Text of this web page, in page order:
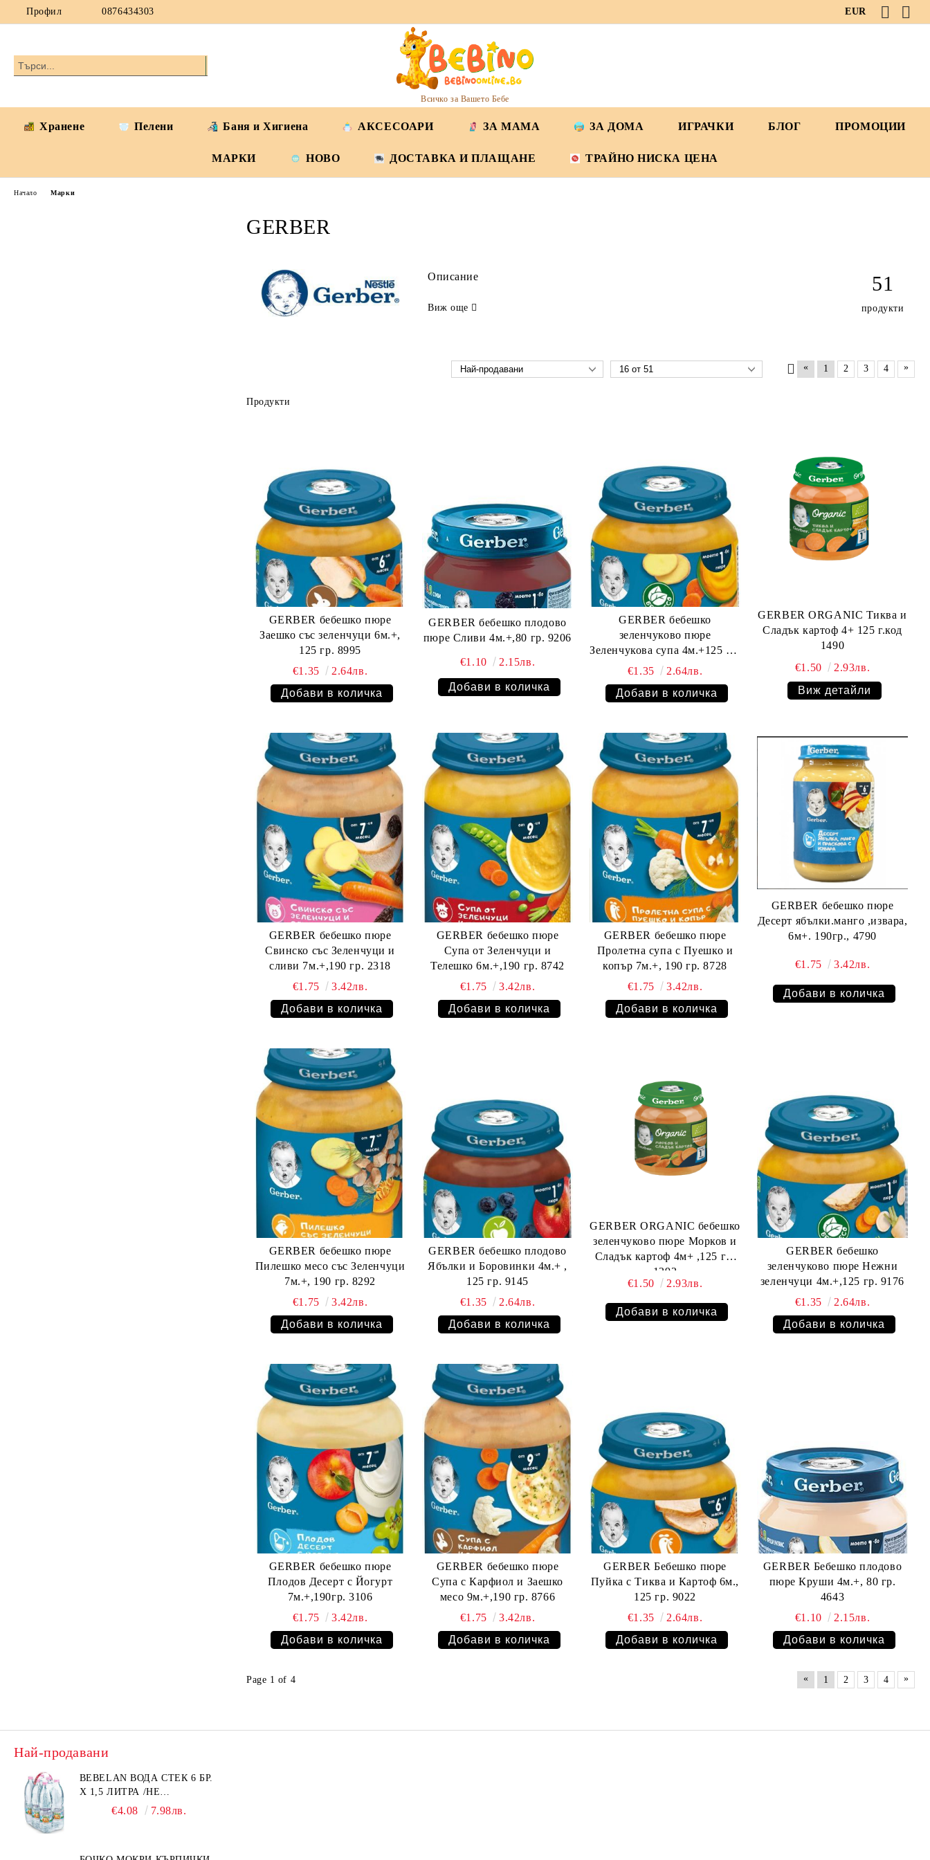
Профил 0876434303 EUR
Всичко за Вашето Бебе
Хранене Пелени Баня и Хигиена АКСЕСОАРИ ЗА МАМА ЗА ДОМА ИГРАЧКИ БЛОГ ПРОМОЦИИ
МАРКИ НОВО ДОСТАВКА И ПЛАЩАНЕ ТРАЙНО НИСКА ЦЕНА
Начало Марки
GERBER
Описание
Виж още
51
продукти
« 1 2 3 4 »
Продукти
GERBER бебешко пюре
Заешко със зеленчуци 6м.+,
125 гр. 8995
€1.35
2.64лв.
GERBER бебешко плодово
пюре Сливи 4м.+,80 гр. 9206
€1.10 2.15лв.
GERBER бебешко
зеленчуково пюре
Зеленчукова супа 4м.+125 гр.
9091
€1.35 2.64лв.
GERBER ORGANIC Тиква и
Сладък картоф 4+ 125 г.код
1490
€1.50
2.93лв.
Виж детайли
GERBER бебешко пюре
Свинско със Зеленчуци и
сливи 7м.+,190 гр. 2318
€1.75
3.42лв.
GERBER бебешко пюре
Супа от Зеленчуци и
Телешко 6м.+,190 гр. 8742
€1.75
3.42лв.
GERBER бебешко пюре
Пролетна супа с Пуешко и
копър 7м.+, 190 гр. 8728
€1.75
3.42лв.
GERBER бебешко пюре
Десерт ябълки.манго ,извара,
6м+. 190гр., 4790
€1.75 3.42лв.
GERBER бебешко пюре
Пилешко месо със Зеленчуци
7м.+, 190 гр. 8292
€1.75
3.42лв.
GERBER бебешко плодово
Ябълки и Боровинки 4м.+ ,
125 гр. 9145
€1.35
2.64лв.
GERBER ORGANIC бебешко
зеленчуково пюре Морков и
Сладък картоф 4м+ ,125 гр.
1292
€1.50
2.93лв.
GERBER бебешко
зеленчуково пюре Нежни
зеленчуци 4м.+,125 гр. 9176
€1.35
2.64лв.
GERBER бебешко пюре
Плодов Десерт с Йогурт
7м.+,190гр. 3106
€1.75
3.42лв.
GERBER бебешко пюре
Супа с Карфиол и Заешко
месо 9м.+,190 гр. 8766
€1.75
3.42лв.
GERBER Бебешко пюре
Пуйка с Тиква и Картоф 6м.,
125 гр. 9022
€1.35
2.64лв.
GERBER Бебешко плодово
пюре Круши 4м.+, 80 гр.
4643
€1.10
2.15лв.
Page 1 of 4 « 1 2 3 4 »
Най-продавани
BEBELAN ВОДА СТЕК 6 БР.
Х 1,5 ЛИТРА /НЕ
ИЗПРАЩАМЕ С КУРИЕР/
€4.08 7.98лв.